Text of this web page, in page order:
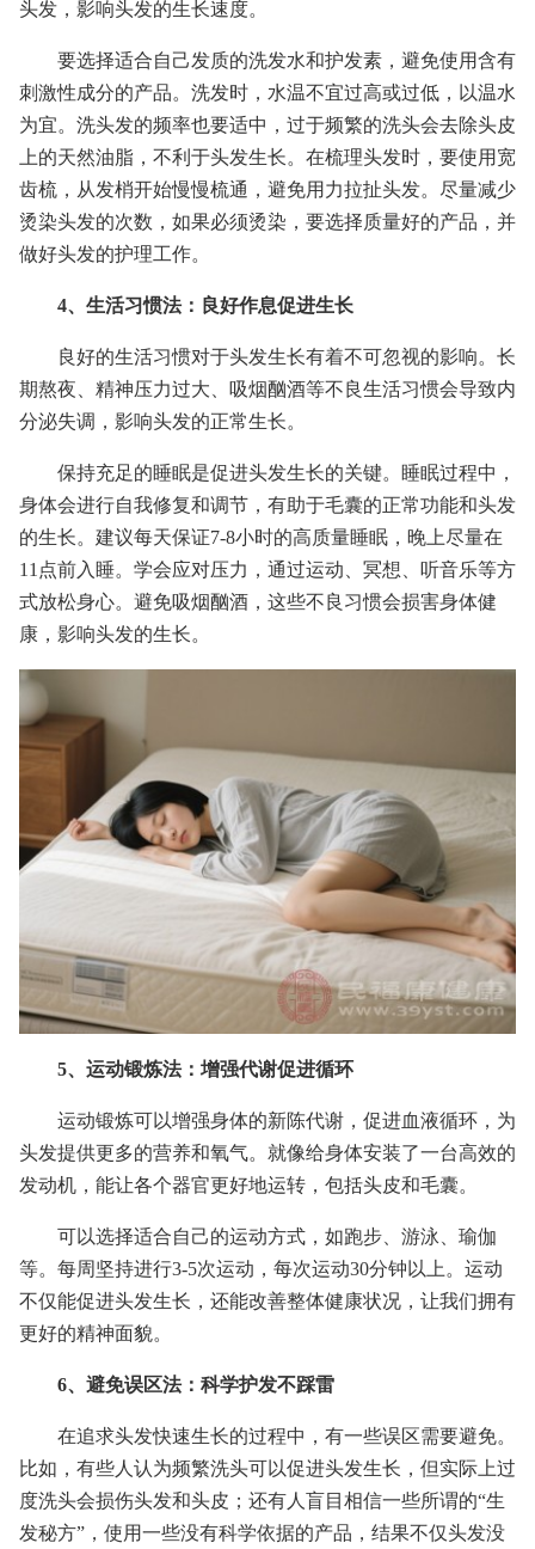
头发，影响头发的生长速度。
要选择适合自己发质的洗发水和护发素，避免使用含有
刺激性成分的产品。洗发时，水温不宜过高或过低，以温水
为宜。洗头发的频率也要适中，过于频繁的洗头会去除头皮
上的天然油脂，不利于头发生长。在梳理头发时，要使用宽
齿梳，从发梢开始慢慢梳通，避免用力拉扯头发。尽量减少
烫染头发的次数，如果必须烫染，要选择质量好的产品，并
做好头发的护理工作。
4、生活习惯法：良好作息促进生长
良好的生活习惯对于头发生长有着不可忽视的影响。长
期熬夜、精神压力过大、吸烟酗酒等不良生活习惯会导致内
分泌失调，影响头发的正常生长。
保持充足的睡眠是促进头发生长的关键。睡眠过程中，
身体会进行自我修复和调节，有助于毛囊的正常功能和头发
的生长。建议每天保证7-8小时的高质量睡眠，晚上尽量在
11点前入睡。学会应对压力，通过运动、冥想、听音乐等方
式放松身心。避免吸烟酗酒，这些不良习惯会损害身体健
康，影响头发的生长。
5、运动锻炼法：增强代谢促进循环
运动锻炼可以增强身体的新陈代谢，促进血液循环，为
头发提供更多的营养和氧气。就像给身体安装了一台高效的
发动机，能让各个器官更好地运转，包括头皮和毛囊。
可以选择适合自己的运动方式，如跑步、游泳、瑜伽
等。每周坚持进行3-5次运动，每次运动30分钟以上。运动
不仅能促进头发生长，还能改善整体健康状况，让我们拥有
更好的精神面貌。
6、避免误区法：科学护发不踩雷
在追求头发快速生长的过程中，有一些误区需要避免。
比如，有些人认为频繁洗头可以促进头发生长，但实际上过
度洗头会损伤头发和头皮；还有人盲目相信一些所谓的“生
发秘方”，使用一些没有科学依据的产品，结果不仅头发没